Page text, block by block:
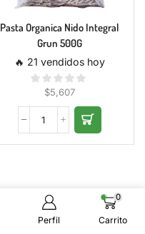
Pasta Organica Nido Integral
Grun 500G
🔥 21 vendidos hoy
$5,607
Perfil
0
Carrito